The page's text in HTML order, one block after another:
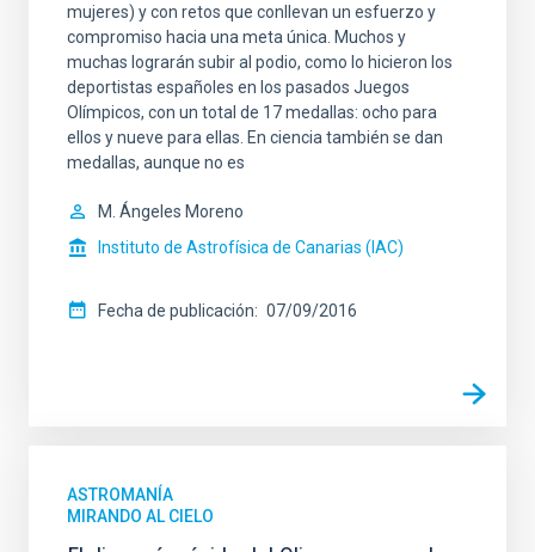
mujeres) y con retos que conllevan un esfuerzo y
compromiso hacia una meta única. Muchos y
muchas lograrán subir al podio, como lo hicieron los
deportistas españoles en los pasados Juegos
Olímpicos, con un total de 17 medallas: ocho para
ellos y nueve para ellas. En ciencia también se dan
medallas, aunque no es
M. Ángeles Moreno
Instituto de Astrofísica de Canarias (IAC)
Fecha de publicación 07/09/2016
ASTROMANÍA
MIRANDO AL CIELO